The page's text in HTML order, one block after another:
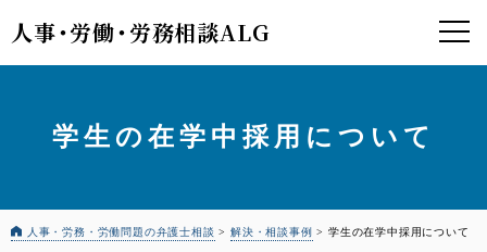
人事・労働・労務相談ALG
学生の在学中採用について
人事・労務・労働問題の弁護士相談 >解決・相談事例 >学生の在学中採用について